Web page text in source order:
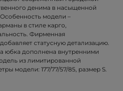
денима в насыщенной
модели –
в стиле карго,
Фирменная
статусную детализацию.
юбка дополнена внутренними
из лимитированной
модели: 177/77/57/85, размер S.